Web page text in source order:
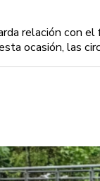
relación con
ocasión, las